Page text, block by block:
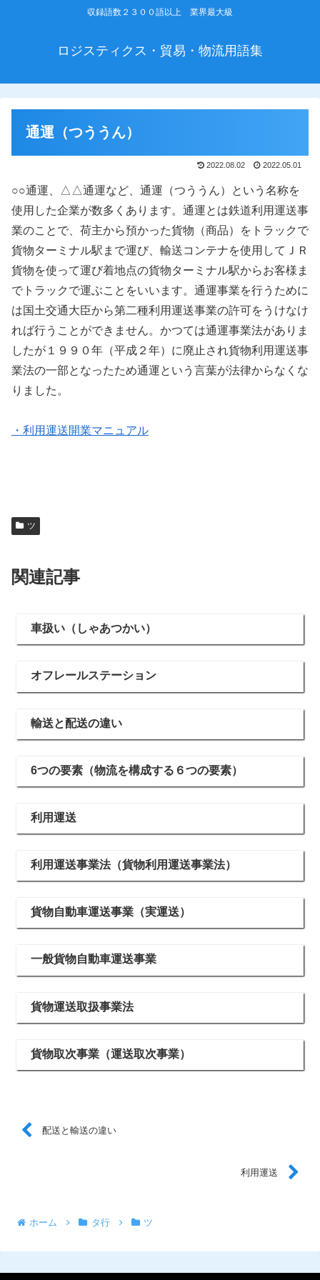
収録語数２３００語以上 業界最大級
ロジスティクス・貿易・物流用語集
通運（つううん）
2022.08.02 2022.05.01
○○通運、△△通運など、通運（つううん）という名称を
使用した企業が数多くあります。通運とは鉄道利用運送事
業のことで、荷主から預かった貨物（商品）をトラックで
貨物ターミナル駅まで運び、輸送コンテナを使用してＪＲ
貨物を使って運び着地点の貨物ターミナル駅からお客様ま
でトラックで運ぶことをいいます。通運事業を行うために
は国土交通大臣から第二種利用運送事業の許可をうけなけ
れば行うことができません。かつては通運事業法がありま
したが１９９０年（平成２年）に廃止され貨物利用運送事
業法の一部となったため通運という言葉が法律からなくな
りました。
・利用運送開業マニュアル
ツ
関連記事
車扱い（しゃあつかい）
オフレールステーション
輸送と配送の違い
6つの要素（物流を構成する６つの要素）
利用運送
利用運送事業法（貨物利用運送事業法）
貨物自動車運送事業（実運送）
一般貨物自動車運送事業
貨物運送取扱事業法
貨物取次事業（運送取次事業）
配送と輸送の違い
利用運送
ホーム タ行 ツ